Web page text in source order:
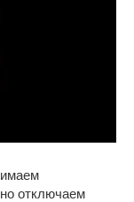
отключаем